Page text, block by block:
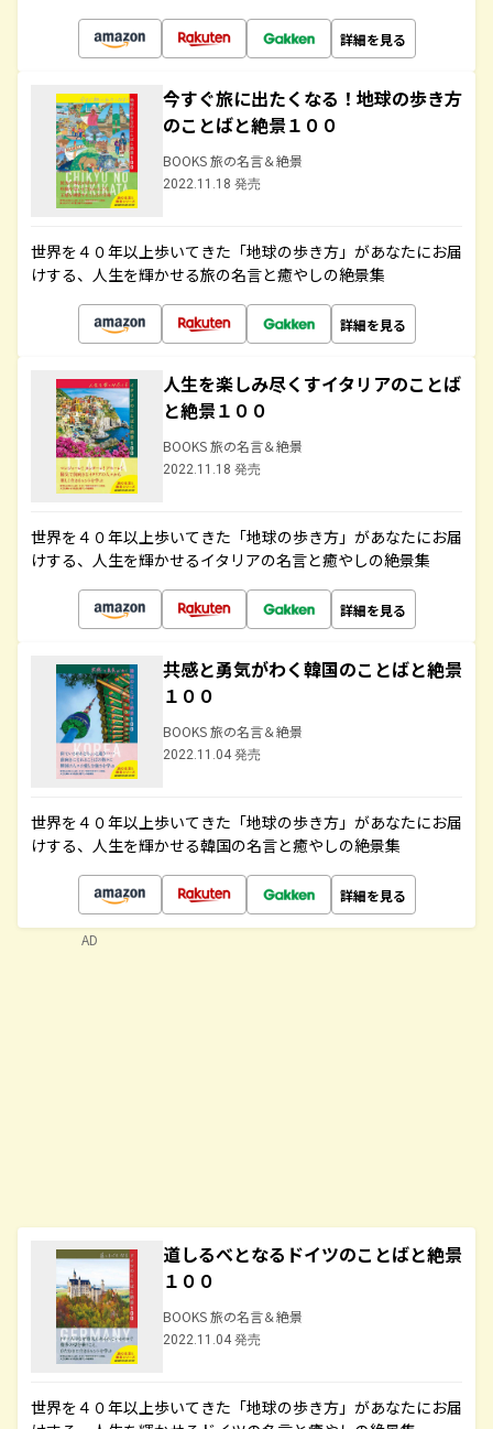
詳細を見る
今すぐ旅に出たくなる！地球の歩き方
のことばと絶景１００
BOOKS 旅の名言＆絶景
2022.11.18 発売
世界を４０年以上歩いてきた「地球の歩き方」があなたにお届
けする、人生を輝かせる旅の名言と癒やしの絶景集
詳細を見る
人生を楽しみ尽くすイタリアのことば
と絶景１００
BOOKS 旅の名言＆絶景
2022.11.18 発売
世界を４０年以上歩いてきた「地球の歩き方」があなたにお届
けする、人生を輝かせるイタリアの名言と癒やしの絶景集
詳細を見る
共感と勇気がわく韓国のことばと絶景
１００
BOOKS 旅の名言＆絶景
2022.11.04 発売
世界を４０年以上歩いてきた「地球の歩き方」があなたにお届
けする、人生を輝かせる韓国の名言と癒やしの絶景集
詳細を見る
道しるべとなるドイツのことばと絶景
１００
BOOKS 旅の名言＆絶景
2022.11.04 発売
世界を４０年以上歩いてきた「地球の歩き方」があなたにお届
AD